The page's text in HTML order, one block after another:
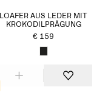
LOAFER AUS LEDER MIT
KROKODILPRÄGUNG
€ 159